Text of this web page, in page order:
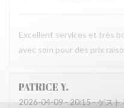
Excellent services et très
avec soin pour des prix
PATRICE Y
2026-04-09- 20:15 - ゲスト